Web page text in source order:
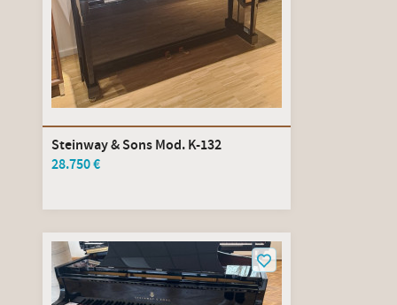
Steinway & Sons Mod. K-132
28.750 €